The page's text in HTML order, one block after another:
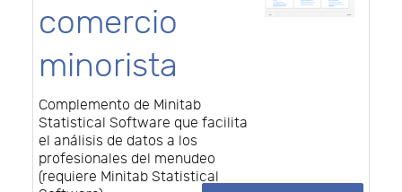
comercio
minorista
Complemento de Minitab
Statistical Software que facilita
el análisis de datos a los
profesionales del menudeo
(requiere Minitab Statistical